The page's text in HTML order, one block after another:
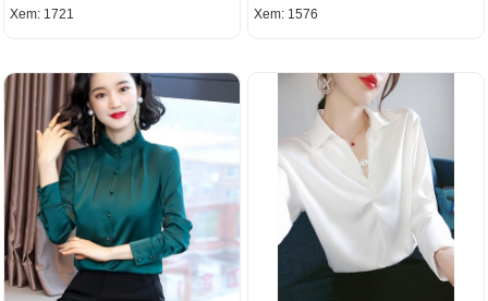
Xem: 1721 Xem: 1576